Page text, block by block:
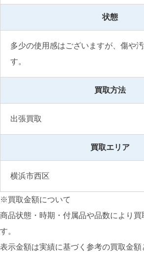
状態
多少の使用感はございますが、傷や
す。
買取方法
出張買取
買取エリア
横浜市西区
※買取金額について
商品状態・時期・付属品や品数により買
す。
表示金額は実績に基づく参考の買取金額